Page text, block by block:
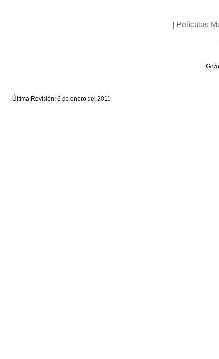
Películas
Última Revisión: 6 de enero del 2011